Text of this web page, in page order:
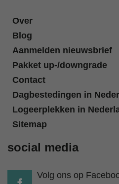
Over
Blog
Aanmelden nieuwsbrief
Pakket up-/downgrade
Contact
Dagbestedingen in
Logeerplekken in
Sitemap
social media
Volg ons op